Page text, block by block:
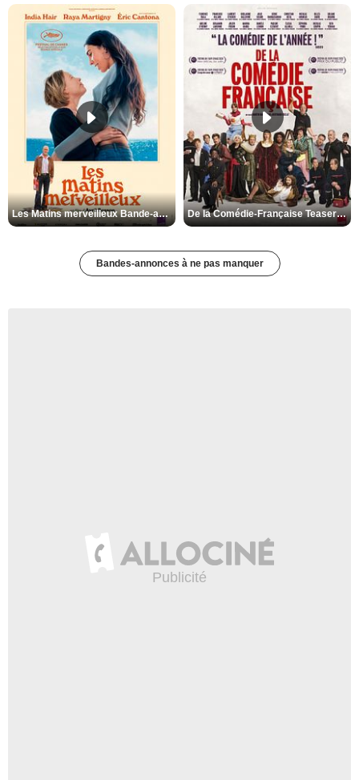
Les Matins merveilleux Bande-annonce VF De la Comédie-Française Teaser VF
Bandes-annonces à ne pas manquer